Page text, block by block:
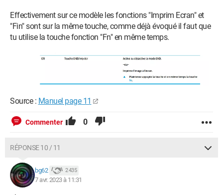
Effectivement sur ce modèle les fonctions "Imprim Ecran" et
"Fin" sont sur la même touche, comme déjà évoqué il faut que
tu utilise la touche fonction "Fn" en même temps.
Source : Manuel page 11
Commenter 0
RÉPONSE 10 / 11
bg62 2 435
7 avr. 2023 à 11:31